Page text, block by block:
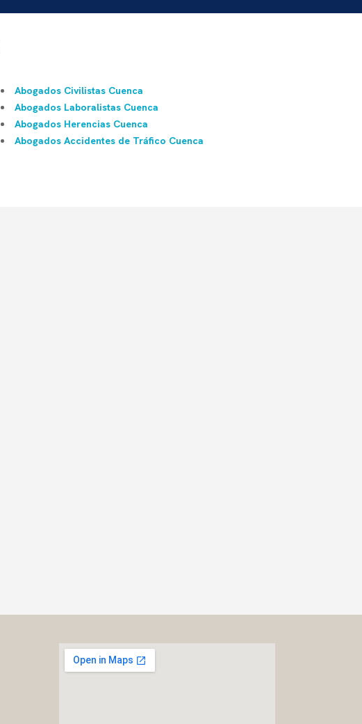
Abogados Civilistas Cuenca
Abogados Laboralistas Cuenca
Abogados Herencias Cuenca
Abogados Accidentes de Tráfico Cuenca